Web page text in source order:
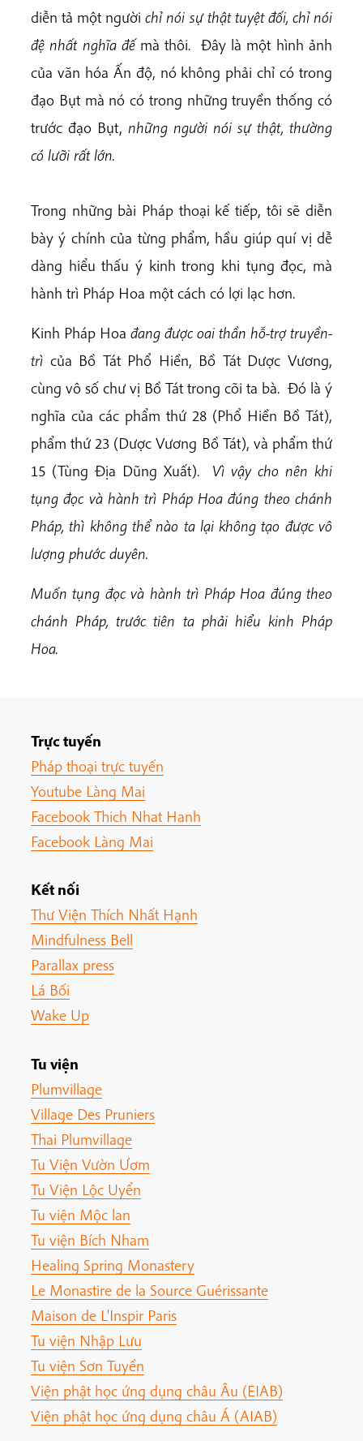
diễn tả một ngườichỉ nói sự thật tuyệt đối, chỉ nói
đệ nhất nghĩa đếmà thôi. Đây là một hình ảnh
của văn hóa Ấn độ, nó không phải chỉ có trong
đạo Bụt mà nó có trong những truyền thống có
trước đạo Bụt, những người nói sự thật, thường
có lưỡi rất lớn.
Trong những bài Pháp thoại kế tiếp, tôi sẽ diễn
bày ý chính của từng phẩm, hầu giúp quí vị dễ
dàng hiểu thấu ý kinh trong khi tụng đọc, mà
hành trì Pháp Hoa một cách có lợi lạc hơn.
Kinh Pháp Hoa đang được oai thần hỗ-trợ truyền-
trì của Bồ Tát Phổ Hiền, Bồ Tát Dược Vương,
cùng vô số chư vị Bồ Tát trong cõi ta bà. Đó là ý
nghĩa của các phẩm thứ 28 (Phổ Hiền Bồ Tát),
phẩm thứ 23 (Dược Vương Bồ Tát), và phẩm thứ
15 (Tùng Địa Dũng Xuất). Vì vậy cho nên khi
tụng đọc và hành trì Pháp Hoa đúng theo chánh
Pháp, thì không thể nào ta lại không tạo được vô
lượng phước duyên.
Muốn tụng đọc và hành trì Pháp Hoa đúng theo
chánh Pháp, trước tiên ta phải hiểu kinh Pháp
Hoa.
Trực tuyến
Pháp thoại trực tuyến
Youtube Làng Mai
Facebook Thich Nhat Hanh
Facebook Làng Mai
Kết nối
Thư Viện Thích Nhất Hạnh
Mindfulness Bell
Parallax press
Lá Bối
Wake Up
Tu viện
Plumvillage
Village Des Pruniers
Thai Plumvillage
Tu Viện Vườn Ươm
Tu Viện Lộc Uyển
Tu viện Mộc lan
Tu viện Bích Nham
Healing Spring Monastery
Le Monastire de la Source Guérissante
Maison de L'Inspir Paris
Tu viện Nhập Lưu
Tu viện Sơn Tuyền
Viện phật học ứng dụng châu Âu (EIAB)
Viện phật học ứng dụng châu Á (AIAB)